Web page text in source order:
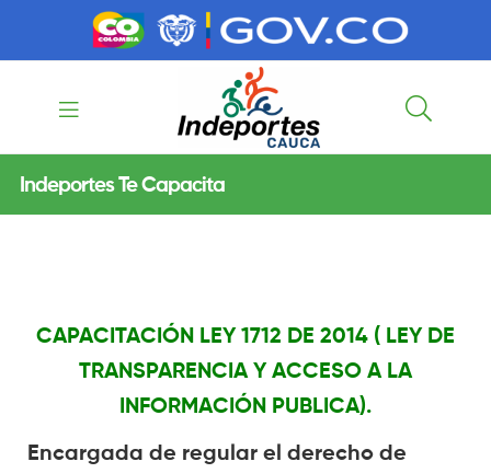
Indeportes
Cauca
Indeportes Te Capacita
CAPACITACIÓN LEY 1712 DE 2014 ( LEY DE
TRANSPARENCIA Y ACCESO A LA
INFORMACIÓN PUBLICA).
Encargada de regular el derecho de